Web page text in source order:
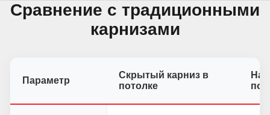
Сравнение с традиционными
карнизами
Параметр
Скрытый карниз в
потолке